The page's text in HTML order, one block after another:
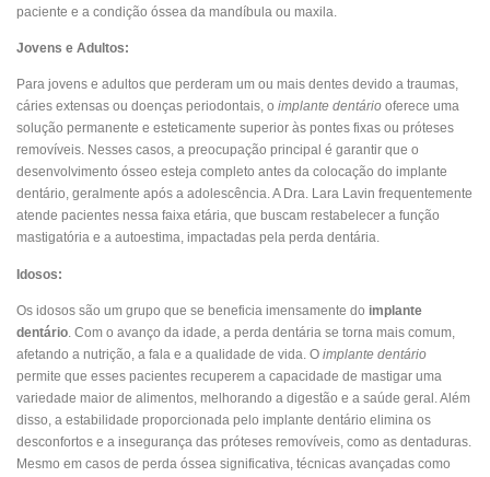
paciente e a condição óssea da mandíbula ou maxila.
Jovens e Adultos:
Para jovens e adultos que perderam um ou mais dentes devido a traumas,
cáries extensas ou doenças periodontais, o implante dentário oferece uma
solução permanente e esteticamente superior às pontes fixas ou próteses
removíveis. Nesses casos, a preocupação principal é garantir que o
desenvolvimento ósseo esteja completo antes da colocação do implante
dentário, geralmente após a adolescência. A Dra. Lara Lavin frequentemente
atende pacientes nessa faixa etária, que buscam restabelecer a função
mastigatória e a autoestima, impactadas pela perda dentária.
Idosos:
Os idosos são um grupo que se beneficia imensamente do implante
dentário . Com o avanço da idade, a perda dentária se torna mais comum,
afetando a nutrição, a fala e a qualidade de vida. O implante dentário
permite que esses pacientes recuperem a capacidade de mastigar uma
variedade maior de alimentos, melhorando a digestão e a saúde geral. Além
disso, a estabilidade proporcionada pelo implante dentário elimina os
desconfortos e a insegurança das próteses removíveis, como as dentaduras.
Mesmo em casos de perda óssea significativa, técnicas avançadas como